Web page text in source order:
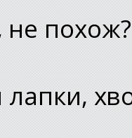
лапки,